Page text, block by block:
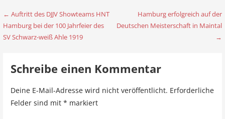
B
e
a
← Auftritt des DJJV Showteams HNT
Hamburg bei der 100 Jahrfeier des
SV Schwarz-weiß Ahle 1919
Hamburg erfolgreich auf der
Deutschen Meisterschaft in Maintal
→
Schreibe einen Kommentar
Deine E-Mail-Adresse wird nicht veröffentlicht. Erforderliche
Felder sind mit * markiert